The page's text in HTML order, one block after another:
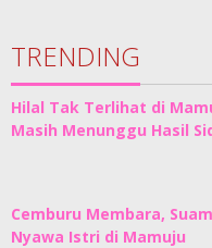
TRENDING
Hilal Tak Terlihat di
Masih Menunggu Hasil
Cemburu Membara,
Nyawa Istri di Mamuju